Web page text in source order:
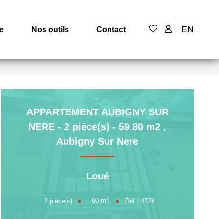
Nos outils Contact EN
APPARTEMENT AUBIGNY SUR
NERE - 2 pièce(s) - 59,80 m2 ,
Aubigny Sur Nere
Loué
2 pièce(s) 60 m² Réf : 4724